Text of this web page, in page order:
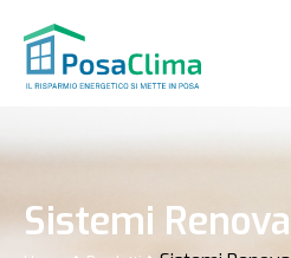
Sistemi Renova